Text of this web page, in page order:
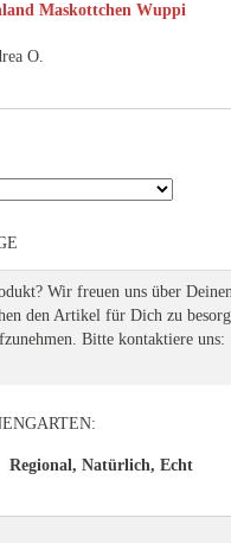
Maskottchen Wuppi
mitO.
Wir freuen uns über
den Artikel für Dich zu
Bitte kontaktiere uns:
Regional, Natürlich, Echt